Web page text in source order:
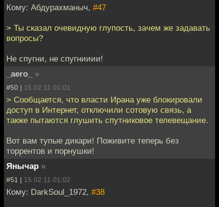
Кому: Абдурахманыч, #47
> Ты сказал очевидную глупость, зачем же задавать
вопросы?
Не спугни, не спугнииии!
_aero_
»
#50 | 15.02.11 01:01
> Сообщается, что власти Ирана уже блокировали
доступ в Интернет, отключили сотовую связь, а
также пытаются глушить спутниковое телевещание.
Вот вам тупые дикари! Поживите теперь без
торрентов и порнушки!
Янычар »
#51 | 15.02.11 01:02
Кому: DarkSoul_1972, #38